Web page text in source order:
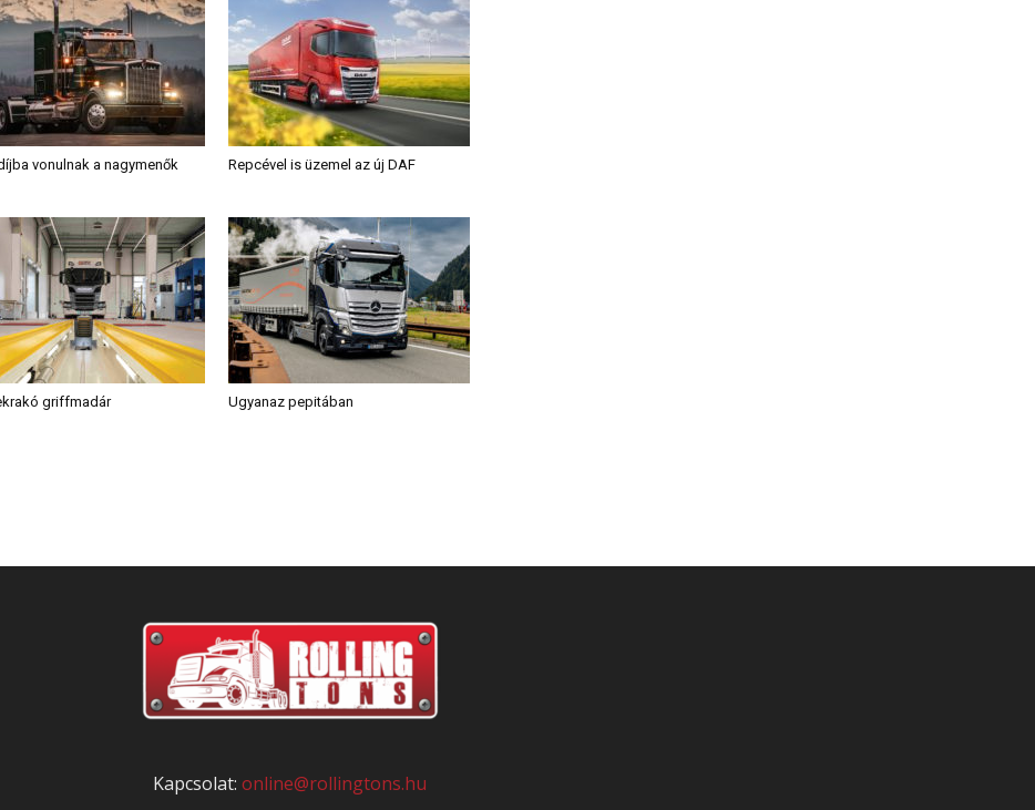
vonulnak a nagymenők Repcével is üzemel az új DAF
griffmadár Ugyanaz pepitában
Kapcsolat:online@rollingtons.hu